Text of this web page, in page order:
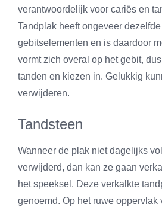
verantwoordelijk voor cariës en
Tandplak heeft ongeveer
gebitselementen en is daardoor
vormt zich overal op het gebit,
tanden en kiezen in. Gelukkig
verwijderen.
Tandsteen
Wanneer de plak niet dagelijks
verwijderd, dan kan ze gaan
het speeksel. Deze verkalkte
genoemd. Op het ruwe oppervlak